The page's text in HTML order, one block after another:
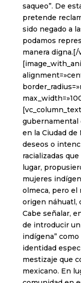
saqueo”. De
pretende
sido negado a
podamos
manera
gubernamental
en la Ciudad
deseos o
racializadas
lugar,
mujeres
olmeca, pero el
origen náhuatl,
Cabe señalar,
de introducir
indígena”
identidad
mestizaje que
mexicano. En